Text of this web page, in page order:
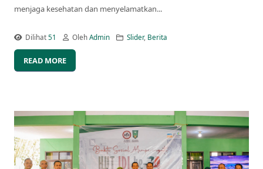
menjaga kesehatan dan menyelamatkan...
Dilihat51 OlehAdmin Slider, Berita
READ MORE